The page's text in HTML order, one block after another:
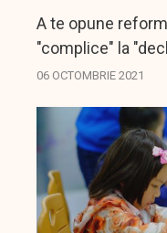
A te opune
"complice" la
ridicat tonul
continuare...
06 OCTOMBRIE 2021